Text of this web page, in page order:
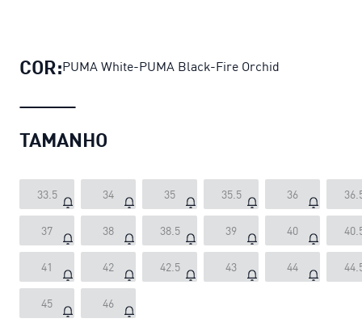
COR:PUMA White-PUMA Black-Fire Orchid
TAMANHO
33.5 34 35 35.5 36
37 38 38.5 39 40
41 42 42.5 43 44
45 46